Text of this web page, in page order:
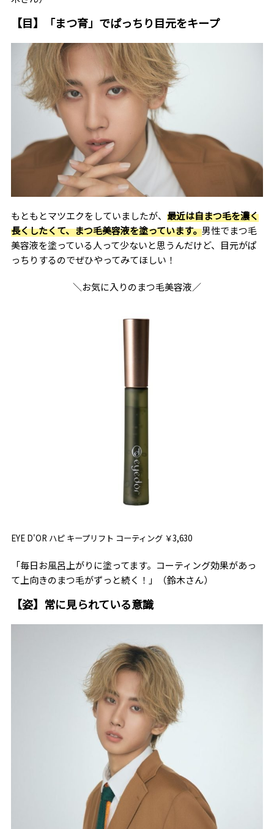
【目】「まつ育」でぱっちり目元をキープ
もともとマツエクをしていましたが、 最近は自まつ毛を濃く
長くしたくて、まつ毛美容液を塗っています。男性でまつ毛
美容液を塗っている人って少ないと思うんだけど、目元がぱ
っちりするのでぜひやってみてほしい！
＼お気に入りのまつ毛美容液／
EYE D'OR ハピ キープリフト コーティング ￥3,630
「毎日お風呂上がりに塗ってます。コーティング効果があっ
て上向きのまつ毛がずっと続く！」（鈴木さん）
【姿】常に見られている意識